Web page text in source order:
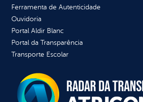
Ferramenta de Autenticidade
Ouvidoria
Portal Aldir Blanc
Portal da Transparência
Transporte Escolar